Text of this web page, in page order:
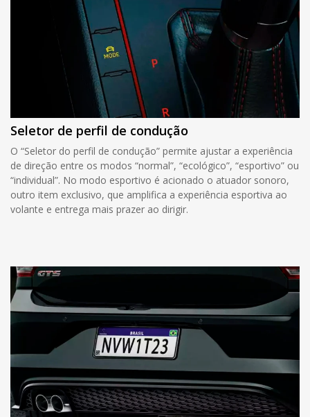
Seletor de perfil de condução
O “Seletor do perfil de condução” permite ajustar a experiência
de direção entre os modos “normal”, “ecológico”, “esportivo” ou
“individual”. No modo esportivo é acionado o atuador sonoro,
outro item exclusivo, que amplifica a experiência esportiva ao
volante e entrega mais prazer ao dirigir.